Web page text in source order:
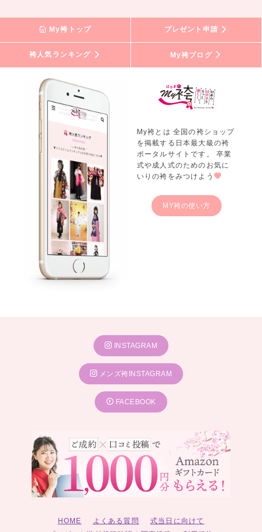
My袴トップ プレゼント申請
袴人気ランキング My袴ブログ
My袴とは 全国の袴ショップ
を掲載する日本最大級の袴
ポータルサイトです。 卒業
式や成人式のためのお気に
いりの袴をみつけよう
MY袴の使い方
INSTAGRAM
メンズ袴INSTAGRAM
FACEBOOK
HOME よくある質問
式当日に向けて